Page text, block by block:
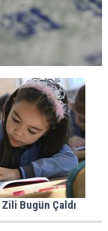
Bugün Çaldı